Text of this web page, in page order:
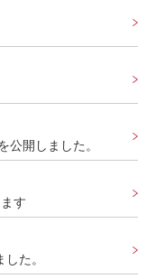
開しました。
す
た。